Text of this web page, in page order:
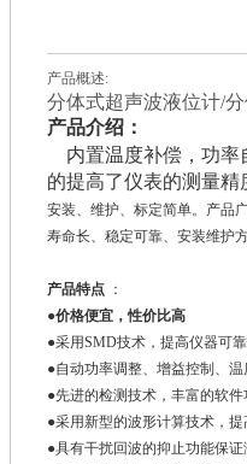
产品概述:
分体式超声波液位计/
产品介绍：
内置温度补偿，功
的提高了仪表的测量
安装、维护、标定简单。产品
寿命长、稳定可靠、安装维护
产品特点 ：
●价格便宜，性价比高
●采用SMD技术，提高仪器可
●自动功率调整、增益控制、
●先进的检测技术，丰富的软
●采用新型的波形计算技术，
●具有干扰回波的抑止功能保